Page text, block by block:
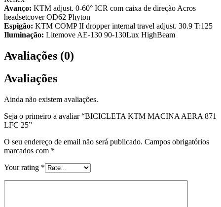
Avanço: KTM adjust. 0-60° ICR com caixa de direção Acros
headsetcover OD62 Phyton
Espigão: KTM COMP II dropper internal travel adjust. 30.9 T:125
Iluminação: Litemove AE-130 90-130Lux HighBeam
Avaliações (0)
Avaliações
Ainda não existem avaliações.
Seja o primeiro a avaliar “BICICLETA KTM MACINA AERA 871
LFC 25”
O seu endereço de email não será publicado. Campos obrigatórios
marcados com *
Your rating *